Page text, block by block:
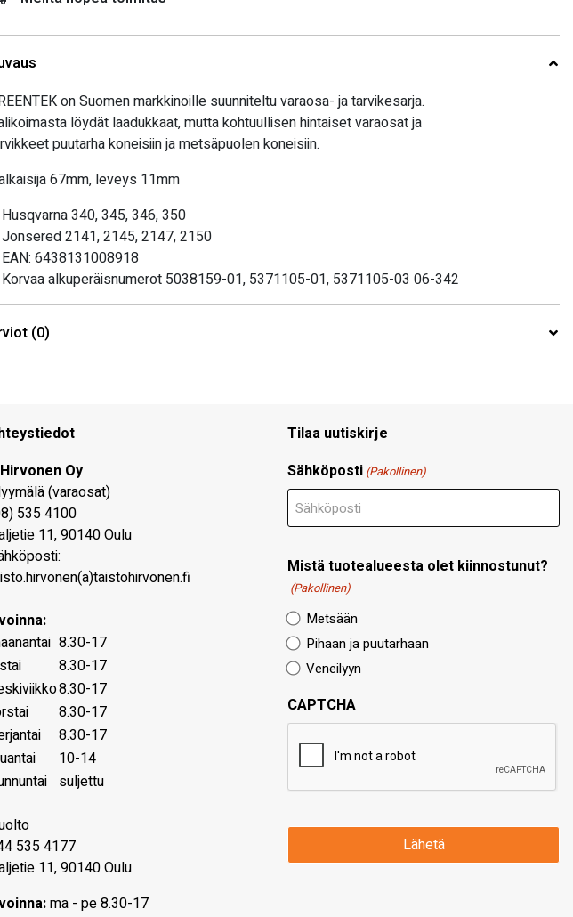
on Suomen markkinoille suunniteltu varaosa- ja tarvikesarja.
löydät laadukkaat, mutta kohtuullisen hintaiset varaosat ja
puutarha koneisiin ja metsäpuolen koneisiin.
67mm, leveys 11mm
340, 345, 346, 350
2141, 2145, 2147, 2150
6438131008918
alkuperäisnumerot 5038159-01, 5371105-01, 5371105-03 06-342
(0)
Oy
(varaosat)
535 4100
11,90140Oulu
8.30-17
8.30-17
8.30-17
8.30-17
8.30-17
10-14
suljettu
535 4177
11, 90140 Oulu
ma - pe 8.30-17
Tilaa uutiskirje
Sähköposti (Pakollinen)
Mistä tuotealueesta olet kiinnostunut?
(Pakollinen)
Metsään
Pihaan ja puutarhaan
Veneilyyn
CAPTCHA